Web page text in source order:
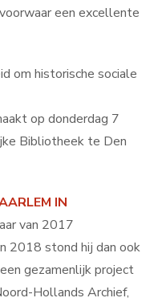
een excellente
om historische sociale
op donderdag 7
Bibliotheek te Den
IN
van 2017
2018 stond hij dan ook
gezamenlijk project
Hollands Archief,